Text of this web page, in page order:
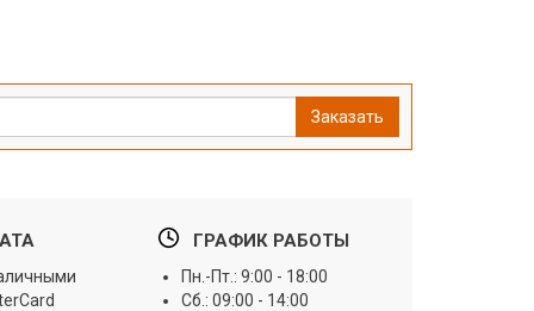
Заказать
ГРАФИК РАБОТЫ
Пн.-Пт.: 9:00 - 18:00
Сб.: 09:00 - 14:00